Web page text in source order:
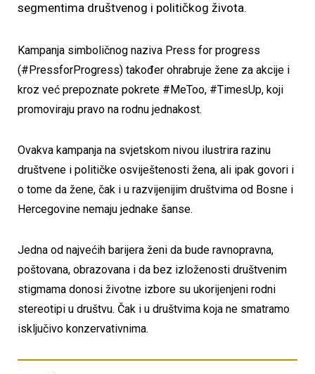
segmentima društvenog i političkog života.
Kampanja simboličnog naziva Press for progress
(#PressforProgress) također ohrabruje žene za akcije i
kroz već prepoznate pokrete #MeToo, #TimesUp, koji
promoviraju pravo na rodnu jednakost.
Ovakva kampanja na svjetskom nivou ilustrira razinu
društvene i političke osviještenosti žena, ali ipak govori i
o tome da žene, čak i u razvijenijim društvima od Bosne i
Hercegovine nemaju jednake šanse.
Jedna od najvećih barijera ženi da bude ravnopravna,
poštovana, obrazovana i da bez izloženosti društvenim
stigmama donosi životne izbore su ukorijenjeni rodni
stereotipi u društvu. Čak i u društvima koja ne smatramo
isključivo konzervativnima.